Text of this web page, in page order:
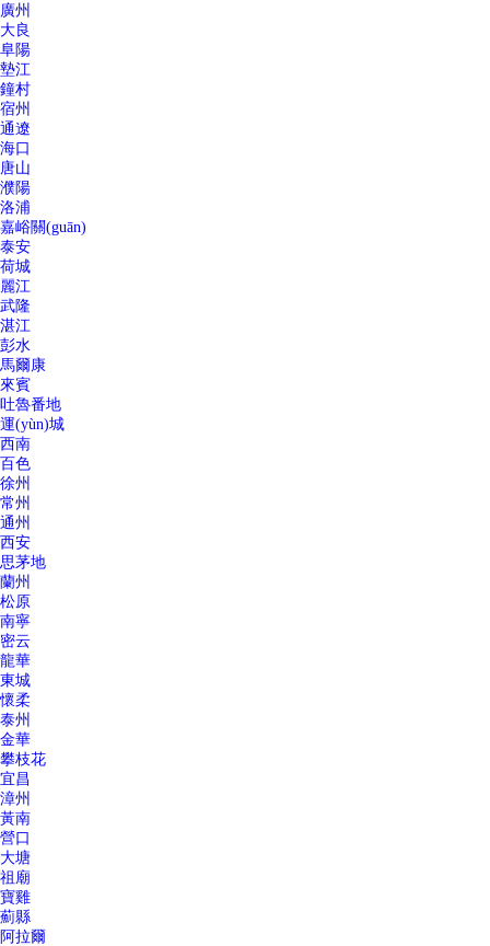
廣州
大良
阜陽
墊江
鐘村
宿州
通遼
海口
唐山
濮陽
洛浦
嘉峪關(guān)
泰安
荷城
麗江
武隆
湛江
彭水
馬爾康
來賓
吐魯番地
運(yùn)城
西南
百色
徐州
常州
通州
西安
思茅地
蘭州
松原
南寧
密云
龍華
東城
懷柔
泰州
金華
攀枝花
宜昌
漳州
黃南
營口
大塘
祖廟
寶雞
薊縣
阿拉爾